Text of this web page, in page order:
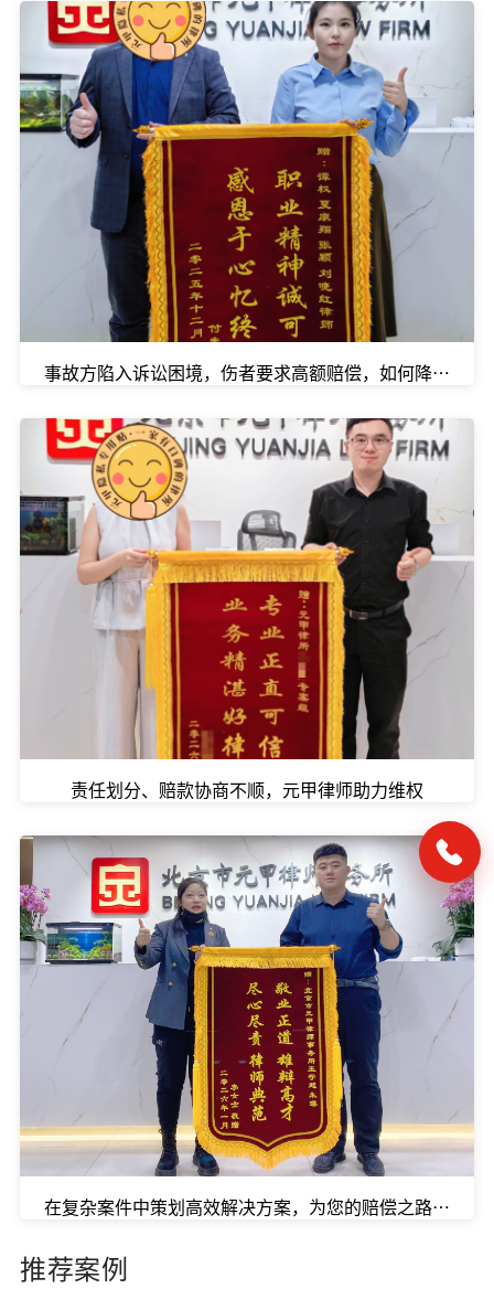
事故方陷入诉讼困境，伤者要求高额赔偿，如何降低自己
责任划分、赔款协商不顺，元甲律师助力维权
在复杂案件中策划高效解决方案，为您的赔偿之路提速
推荐案例